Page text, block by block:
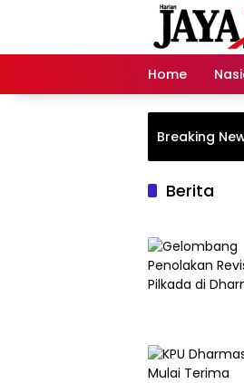
Home
Breaking
Berita